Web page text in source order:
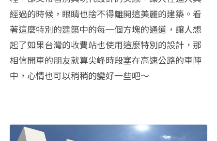
經過的時候，眼睛也捨不得離開這美麗的建築。看
著這麼特別的建築中的每一個方塊的通道，讓人想
起了如果台灣的收費站也使用這麼特別的設計，那
相信開車的朋友就算尖峰時段塞在高速公路的車陣
中，心情也可以稍稍的變好一些吧～